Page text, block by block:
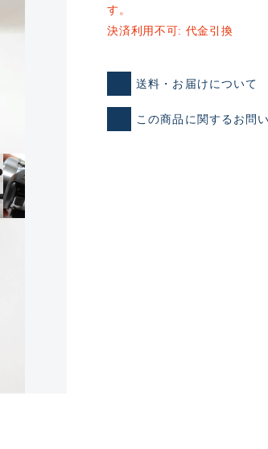
ランクとは？
新古品（メーカー問屋から
※店頭展示時の置き傷が付いて
す。
決済利用不可: 代金引換
送料・お届けについて
この商品に関するお問